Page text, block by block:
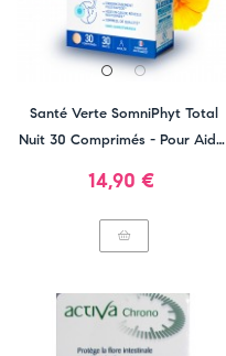
Santé Verte SomniPhyt Total
Nuit 30 Comprimés - Pour Aider
Prix
14,90 €